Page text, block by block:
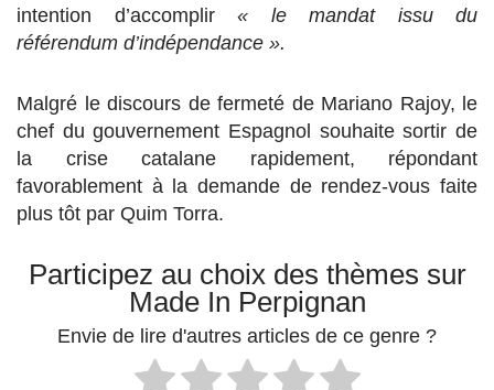
intention d’accomplir « le mandat issu du
référendum d’indépendance ».
Malgré le discours de fermeté de Mariano Rajoy, le
chef du gouvernement Espagnol souhaite sortir de
la crise catalane rapidement, répondant
favorablement à la demande de rendez-vous faite
plus tôt par Quim Torra.
Participez au choix des thèmes sur
Made In Perpignan
Envie de lire d'autres articles de ce genre ?